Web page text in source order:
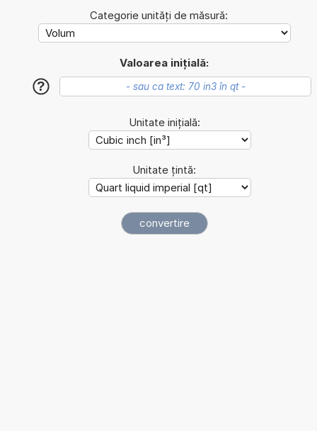
Categorie unități de măsură:
Valoarea inițială:
?
Unitate inițială:
Unitate țintă: